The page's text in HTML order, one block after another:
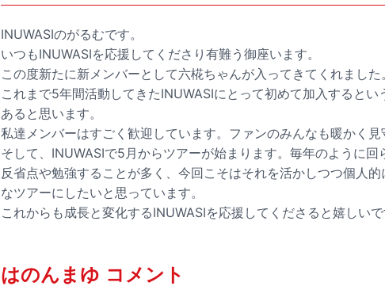
INUWASIのがるむです。
いつもINUWASIを応援してくださり有難う御座います。
この度新たに新メンバーとして六椛ちゃんが入ってきてくれました。
これまで5年間活動してきたINUWASIにとって初めて加入すると
あると思います。
私達メンバーはすごく歓迎しています。ファンのみんなも暖かく見
そして、INUWASIで5月からツアーが始まります。毎年のように
反省点や勉強することが多く、今回こそはそれを活かしつつ個人
なツアーにしたいと思っています。
これからも成長と変化するINUWASIを応援してくださると嬉しいで
はのんまゆ コメント